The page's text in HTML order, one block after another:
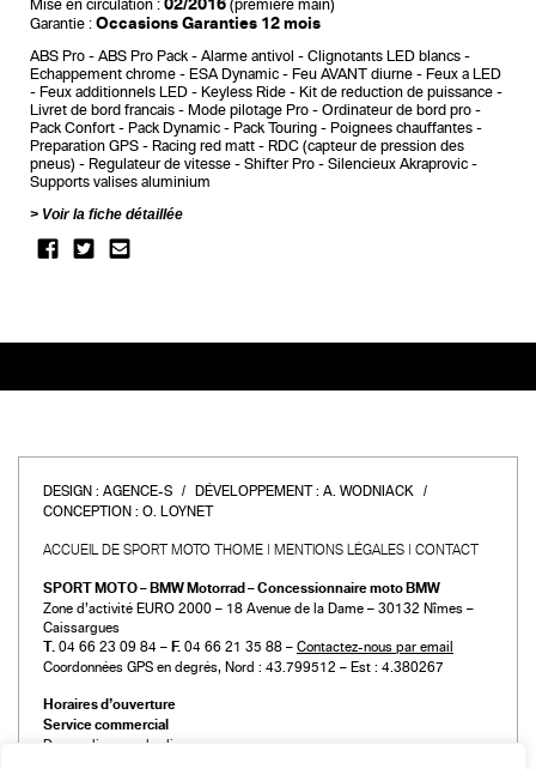
Mise en circulation : 02/2016 (première main)
Garantie : Occasions Garanties 12 mois
ABS Pro ABS Pro Pack Alarme antivol
Clignotants LED blancs
Echappement chrome
ESA Dynamic Feu AVANT diurne
Feux a LED
Feux additionnels LED
Keyless Ride
Kit de reduction de puissance
Livret de bord francais
Mode pilotage Pro
Ordinateur de bord pro
Pack Confort
Pack Dynamic Pack Touring
Poignees chauffantes
Preparation GPS
Racing red matt
RDC (capteur de pression des
pneus)
Regulateur de vitesse Shifter Pro
Silencieux Akraprovic
Supports valises aluminium
Voir la fiche détaillée
DESIGN : AGENCE-S DÉVELOPPEMENT : A. WODNIACK
CONCEPTION : O. LOYNET
ACCUEIL DE SPORT MOTO THOME MENTIONS LÉGALES CONTACT
SPORT MOTO – BMW Motorrad – Concessionnaire moto BMW
Zone d’activité EURO 2000 – 18 Avenue de la Dame – 30132 Nîmes –
Caissargues
T. 04 66 23 09 84 – F. 04 66 21 35 88 – Contactez-nous par email
Coordonnées GPS en degrés, Nord : 43.799512 – Est : 4.380267
Horaires d’ouverture
Service commercial
Du mardi au vendredi :